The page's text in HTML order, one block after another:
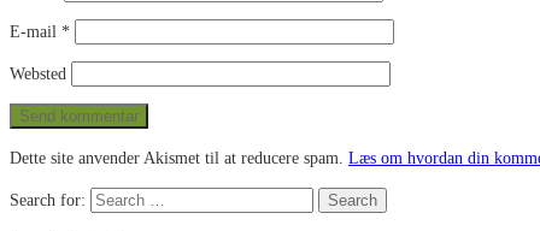
E-mail *
Websted
Dette site anvender Akismet til at reducere spam. Læs om hvordan din
Search for: Search